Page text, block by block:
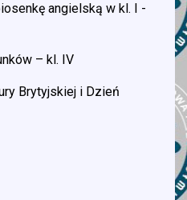
angielską w kl. I -
– kl. IV
Brytyjskiej i Dzień